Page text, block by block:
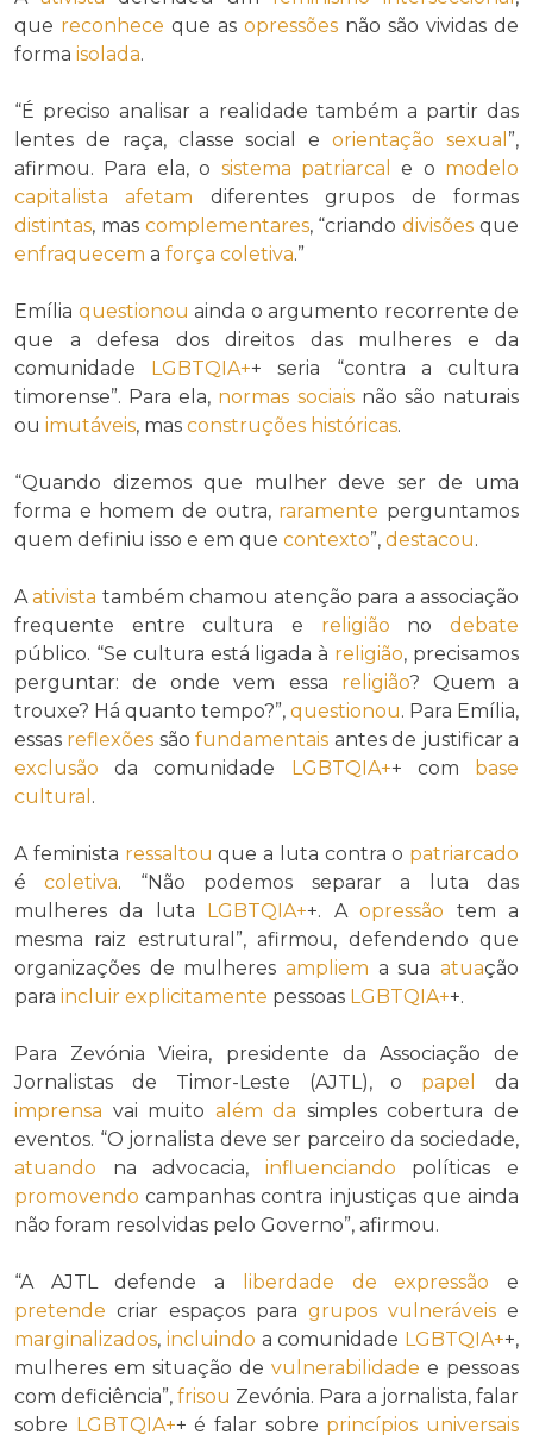
que reconhece que as opressões não são vividas de
forma isolada.
“É preciso analisar a realidade também a partir das
lentes de raça, classe social eorientação sexual ”,
afirmou. Para ela, o sistema patriarcal e o modelo
capitalista
afetam diferentes grupos de formas
distintas, mas complementares, “criandodivisões que
enfraquecem a força coletiva.”
Emília questionou ainda o argumento recorrente de
que a defesa dos direitos das mulheres e da
comunidade
LGBTQIA++ seria “contra a cultura
timorense”. Para ela, normas sociaisnão são naturais
ou imutáveis, mas construções históricas.
“Quando dizemos que mulher deve ser de uma
forma e homem de outra, raramente perguntamos
quem definiu isso e em que contexto”, destacou.
Aativista também chamou atenção para a associação
frequente entre cultura e religião nodebate
público. “Se cultura está ligada à religião, precisamos
perguntar: de onde vem essa religião? Quem a
trouxe? Há quanto tempo?”, questionou. Para Emília,
essas reflexões sãofundamentais antes de justificar a
exclusão da comunidade LGBTQIA++ com base
cultural .
A feminista ressaltou que a luta contra o patriarcado
écoletiva. “Não podemos separar a luta das
mulheres da luta
LGBTQIA++. Aopressão tem a
mesma raiz estrutural”, afirmou, defendendo que
organizações de mulheres ampliem a sua atuação
para incluir explicitamente pessoas LGBTQIA++.
Para Zevónia Vieira, presidente da Associação de
Jornalistas de Timor-Leste (AJTL), o papel
da
imprensa vai muito além da simples cobertura de
eventos. “O jornalista deve ser parceiro da sociedade,
atuando na advocacia, influenciando políticas e
promovendo campanhas contra injustiças que ainda
não foram resolvidas pelo Governo”, afirmou.
“A AJTL defende a liberdade de expressão e
pretende criar espaços para grupos vulneráveis e
marginalizados, incluindo a comunidade LGBTQIA++,
mulheres em situação de vulnerabilidade e pessoas
com deficiência”, frisou Zevónia. Para a jornalista, falar
sobre LGBTQIA++ é falar sobre princípios universais